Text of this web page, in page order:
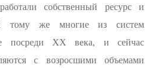
собственный ресурс и
тому же многие из систем
посреди XX века, и сейчас
с возросшими объемами